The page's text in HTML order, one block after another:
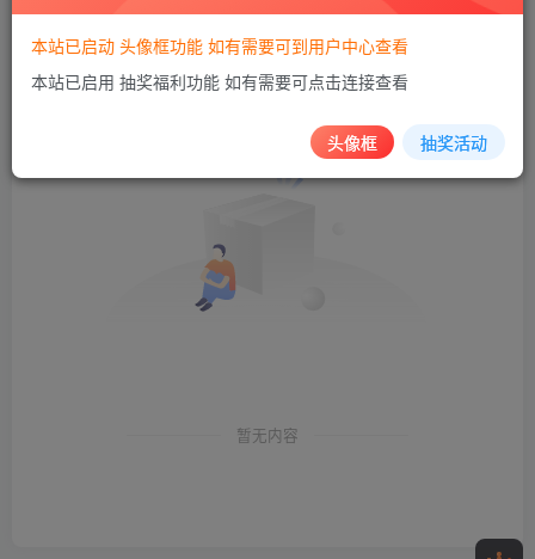
创建 0 管理 0 关注 0
暂无内容
本站已启动 头像框功能 如有需要可到用户中心查看
本站已启用 抽奖福利功能 如有需要可点击连接查看
头像框 抽奖活动